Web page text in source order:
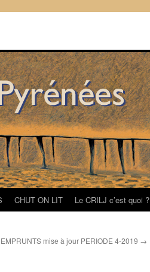
CHUT ON LIT Le CRILJ c’est quoi ?
mise à jour PERIODE 4-2019 →